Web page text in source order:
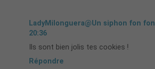
LadyMilonguera@Un siphon fon fon
20:36
Ils sont bien jolis tes cookies !
Répondre